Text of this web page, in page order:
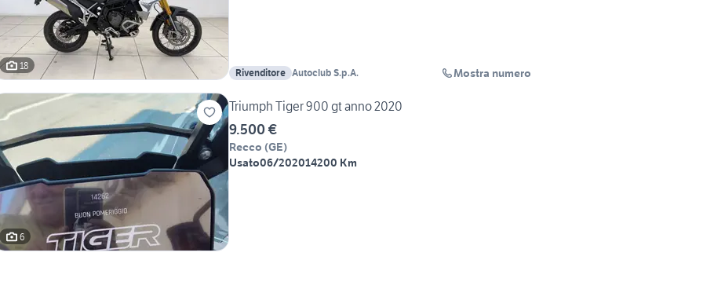
18
Rivenditore Autoclub S.p.A. Mostra numero
6
Triumph Tiger 900 gt anno 2020
9.500 €
Recco (GE)
Usato06/202014200 Km